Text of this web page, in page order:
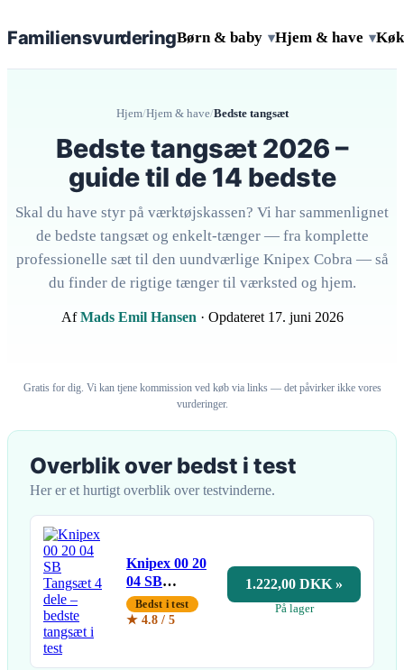
FamiliensvurderingBørn & baby ▾Hjem & have ▾
Hjem/Hjem & have/Bedste tangsæt
Bedste tangsæt 2026 –
guide til de 14 bedste
Skal du have styr på værktøjskassen? Vi har sammenlignet
de bedste tangsæt og enkelt-tænger — fra komplette
professionelle sæt til den uundværlige Knipex Cobra — så
du finder de rigtige tænger til værksted og hjem.
AfMads Emil Hansen · Opdateret 17. juni 2026
Gratis for dig. Vi kan tjene kommission ved køb via links — det påvirker ikke vores
vurderinger.
Overblik over bedst i test
Her er et hurtigt overblik over testvinderne.
Knipex 00 20
04 SB
Tangsæt 4
dele
Bedst i test
★ 4.8 / 5
1.222,00 DKK »
På lager